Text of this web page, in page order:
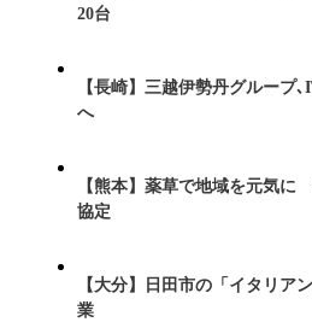
20台
【長崎】三越伊勢丹グループ
へ
【熊本】薬草で地域を元気に
協定
【大分】日田市の「イタリア
業